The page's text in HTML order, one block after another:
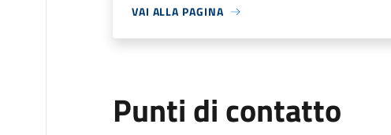
VAI ALLA PAGINA
Punti di contatto